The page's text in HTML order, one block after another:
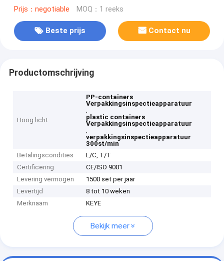
Prijs：negotiable MOQ：1 reeks
Beste prijs Contact nu
Productomschrijving
Hoog licht
PP-containers
Verpakkingsinspectieapparatuur
,
plastic containers
Verpakkingsinspectieapparatuur
,
verpakkingsinspectieapparatuur
300st/min
Betalingscondities
L/C, T/T
Certificering
CE/ISO 9001
Levering vermogen
1500 set per jaar
Levertijd
8 tot 10 weken
Merknaam
KEYE
Bekijk meer